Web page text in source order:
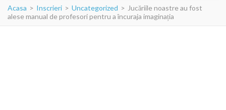
Acasa > Inscrieri > Uncategorized > Jucăriile noastre au fost
alese manual de profesori pentru a încuraja imaginația